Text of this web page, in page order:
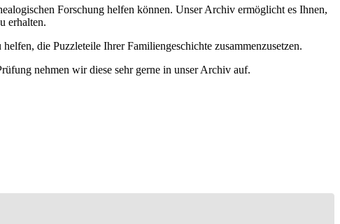
Forschung helfen können. Unser Archiv ermöglicht es Ihnen,
erhalten.
die Puzzleteile Ihrer Familiengeschichte zusammenzusetzen.
nehmen wir diese sehr gerne in unser Archiv auf.